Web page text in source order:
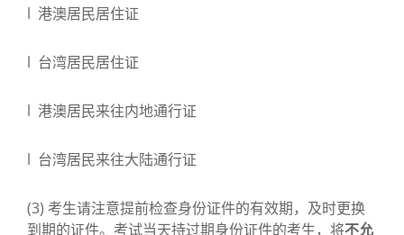
l 港澳居民居住证
l 台湾居民居住证
l 港澳居民来往内地通行证
l 台湾居民来往大陆通行证
(3) 考生请注意提前检查身份证件的有效期，及时更换
到期的证件。考试当天持过期身份证件的考生，将不允